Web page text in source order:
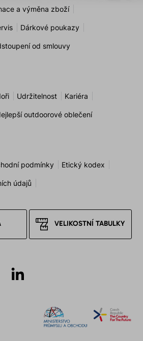
a výměna zboží
Dárkové poukazy
od smlouvy
Udržitelnost Kariéra
outdoorové oblečení
podmínky Etický kodex
údajů
VELIKOSTNÍ TABULKY